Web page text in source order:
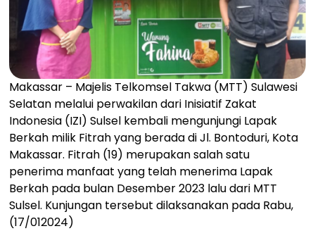
Makassar – Majelis Telkomsel Takwa (MTT) Sulawesi
Selatan melalui perwakilan dari Inisiatif Zakat
Indonesia (IZI) Sulsel kembali mengunjungi Lapak
Berkah milik Fitrah yang berada di Jl. Bontoduri, Kota
Makassar. Fitrah (19) merupakan salah satu
penerima manfaat yang telah menerima Lapak
Berkah pada bulan Desember 2023 lalu dari MTT
Sulsel. Kunjungan tersebut dilaksanakan pada Rabu,
(17/012024)